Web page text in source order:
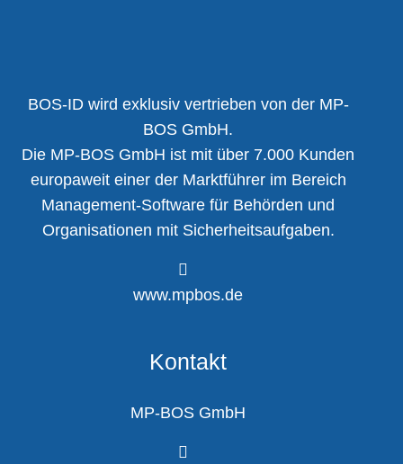
BOS-ID wird exklusiv vertrieben von der MP-
BOS GmbH.
Die MP-BOS GmbH ist mit über 7.000 Kunden
europaweit einer der Marktführer im Bereich
Management-Software für Behörden und
Organisationen mit Sicherheitsaufgaben.
www.mpbos.de
Kontakt
MP-BOS GmbH